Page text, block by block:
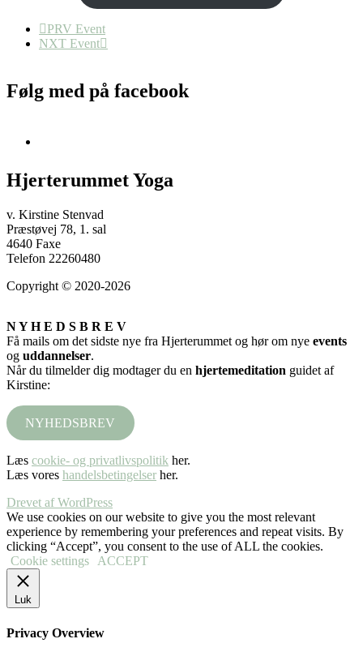
PRV Event
NXT Event
Følg med på facebook
Hjerterummet Yoga
v. Kirstine Stenvad
Præstøvej 78, 1. sal
4640 Faxe
Telefon 22260480
Copyright © 2020-2026
N Y H E D S B R E V
Få mails om det sidste nye fra Hjerterummet og hør om nye events
og uddannelser.
Når du tilmelder dig modtager du en hjertemeditation guidet af
Kirstine:
NYHEDSBREV
Læs cookie- og privatlivspolitik her.
Læs vores handelsbetingelser her.
Drevet af WordPress
We use cookies on our website to give you the most relevant
experience by remembering your preferences and repeat visits. By
clicking “Accept”, you consent to the use of ALL the cookies.
Cookie settings ACCEPT
Luk
Privacy Overview